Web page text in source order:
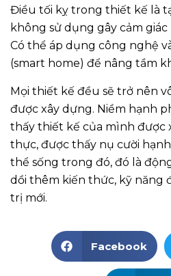
Điều tối kỵ trong thiết kế là
không sử dụng gây cảm
Có thể áp dụng công nghệ
(smart home) để nâng tầm
Mọi thiết kế đều sẽ trở nên
được xây dựng. Niềm hạnh
thấy thiết kế của mình được
thực, được thấy nụ cười
thể sống trong đó, đó là
dồi thêm kiến thức, kỹ năng
trị mới.
Facebook